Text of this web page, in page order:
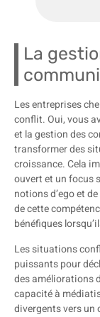
La
Les entreprises
conflit. Oui, vous
et la gestion des
transformer des
croissance. Cela
ouvert et un focus
notions d’ego et
de cette
bénéfiques
Les situations
puissants pour
des améliorations
capacité à
divergents vers un